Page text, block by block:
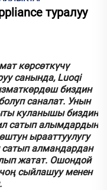
туралуу
көрсөткүчү
санында, Luoqi
биздин
саналат. Унын
куланышы биздин
сатып алымдардын
ырааттуулугу
алмандардан
жатат. Ошондой
сыйлашуу менен